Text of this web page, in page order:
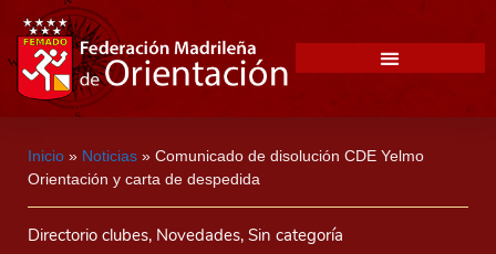
Inicio » Noticias » Comunicado de disolución CDE Yelmo
Orientación y carta de despedida
Directorio clubes, Novedades, Sin categoría